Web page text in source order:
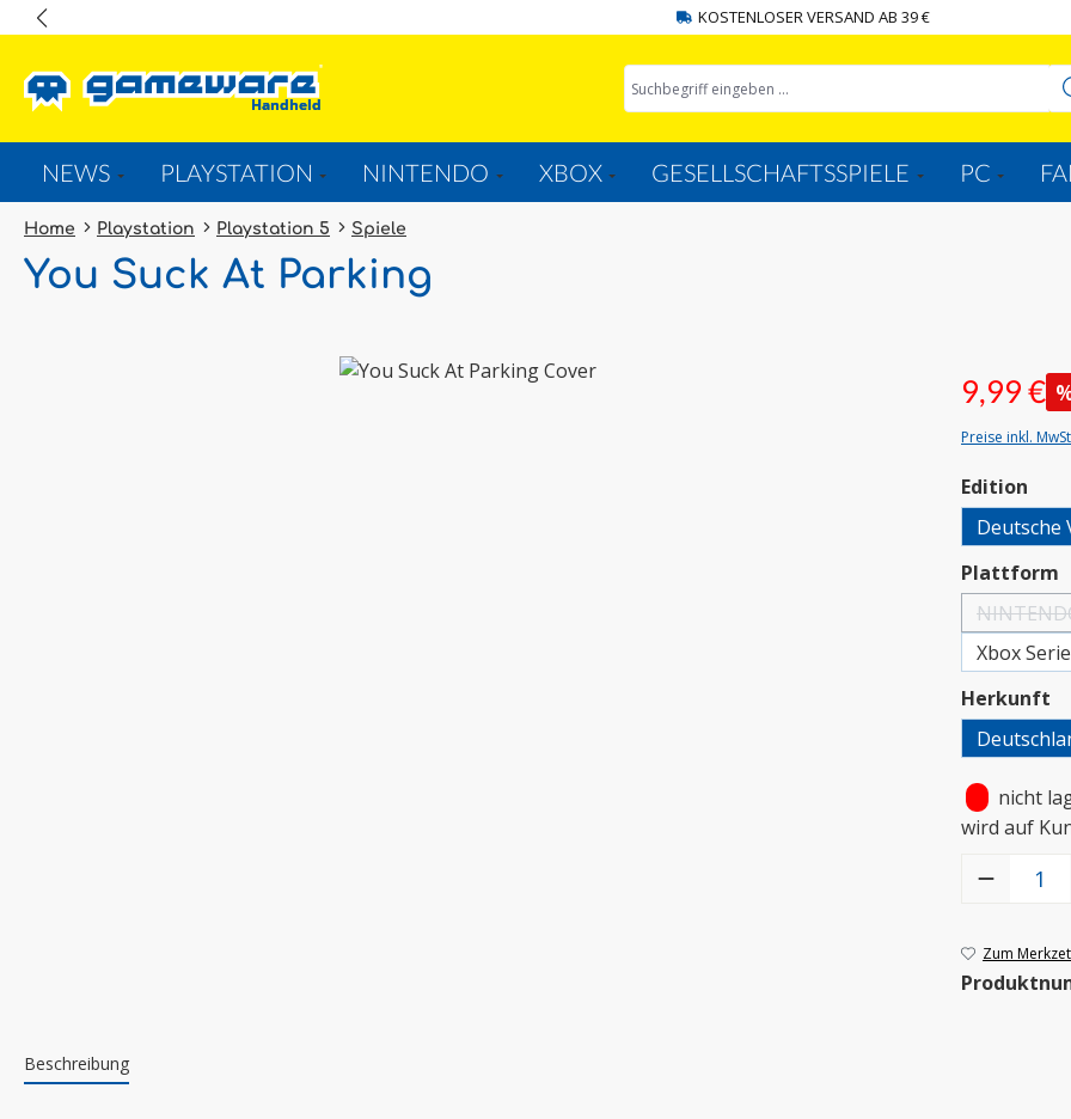
KOSTENLOSER VERSAND AB 39 €
NEWS PLAYSTATION NINTENDO XBOX GESELLSCHAFTSSPIELE PC
Home Playstation Playstation 5 Spiele
You Suck At Parking
9,99 €
Preise inkl.
Edition
Deutsche
Plattform
Xbox
Herkunft
nicht
wird auf
Produkt
Zum
Beschreibung